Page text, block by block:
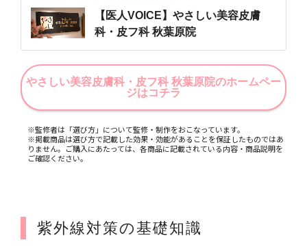
【医人VOICE】やさしい美容皮膚
科・皮フ科 秋葉原院
やさしい美容皮膚科・皮フ科 秋葉原院のホームペー
ジはコチラ
※監修者は「選び方」について監修・制作をおこなっています。
※掲載商品は選び方で記載した効果・効能があることを保証したものではあ
りません。ご購入にあたっては、各商品に記載されている内容・商品説明を
ご確認ください。
紫外線対策の基礎知識